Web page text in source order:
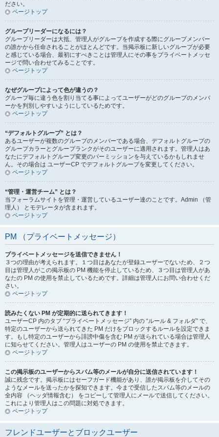
ださい。
ページトップ
グループリーダーになるには？
グループリーダーは大抵、管理人がグループを作成する際にグループメンバー
の誰かから任命されることがほとんどです。当掲示板に新しいグループが必要
と感じている場合、最初にすべきことは管理人にその事をプライベートメッセ
ージで問い合わせてみることです。
ページトップ
なぜグループによって色が違うの？
グループ毎に違う色を割り当てる事によってユーザーがどのグループのメンバ
ーかを判別しやすいようにしているためです。
ページトップ
“デフォルトグループ” とは？
あるユーザーが複数のグループのメンバーである場合、デフォルトグループの
グループカラーとグループランクがそのユーザーに適用されます。管理人はあ
なたにデフォルトグループ変更のパーミッションを与えているかもしれませ
ん。その場合は ユーザーCP でデフォルトグループを変更してください。
ページトップ
“管理・運営チーム” とは？
当フォーラムサイトを管理・運営しているユーザー達のことです。Admin （管
理人） とモデレータが含まれます。
ページトップ
PM （プライベートメッセージ）
プライベートメッセージを送信できません！
３つの理由が考えられます。１つ目はあなたが登録ユーザーでないため、２つ
目は管理人がこの掲示板の PM 機能を停止しているため、３つ目は管理人があ
なたの PM の使用を禁止しているためです。詳細は管理人にお問い合わせくだ
さい。
ページトップ
読みたくない PM が定期的に送られてきます！
ユーザーCP 内のタブ “プライベートメッセージ” 内の “ルール & フォルダ” で、
特定のユーザーから送られてきた PM だけをブロックするルールを設定できま
す。もし特定のユーザーから誹謗中傷を含む PM が送られている場合は管理人
に知らせてください。管理人はユーザーの PM の使用を禁止できます。
ページトップ
この掲示板のユーザーからスパム等のメールが自分に送信されています！
誠に残念です。掲示板にはセーフガード機能があり、誰が掲示板を介してその
ようなメールを送ったかを探知できます。今まで受信したスパム等のメールの
全内容 （ヘッダ情報含む） をコピーして管理人にメールで送信してください。
これにより管理人はこの問題に対処できます。
ページトップ
フレンドユーザーとブロックユーザー